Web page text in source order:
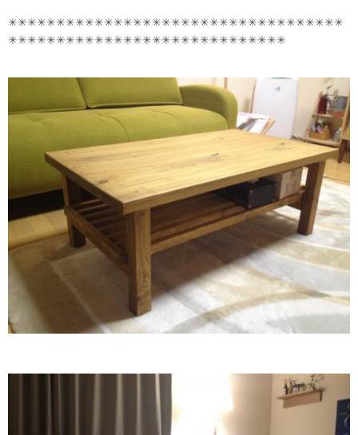
✳✳✳✳✳✳✳✳✳✳✳✳✳✳✳✳✳✳✳✳✳✳✳✳✳✳✳✳✳✳✳✳✳✳✳
✳✳✳✳✳✳✳✳✳✳✳✳✳✳✳✳✳✳✳✳✳✳✳✳✳✳✳✳✳